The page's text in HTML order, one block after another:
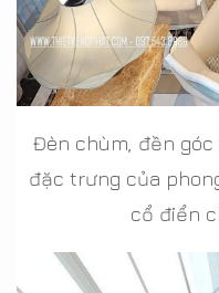
Đèn chùm, đền
đặc trưng của
cổ điển